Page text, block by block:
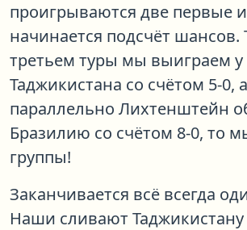
проигрываются две первые
начинается подсчёт шансов.
третьем туры мы выиграем у
Таджикистана со счётом 5-0, а
параллельно Лихтенштейн
Бразилию со счётом 8-0, то
группы!
Заканчивается всё всегда
Наши сливают Таджикистану